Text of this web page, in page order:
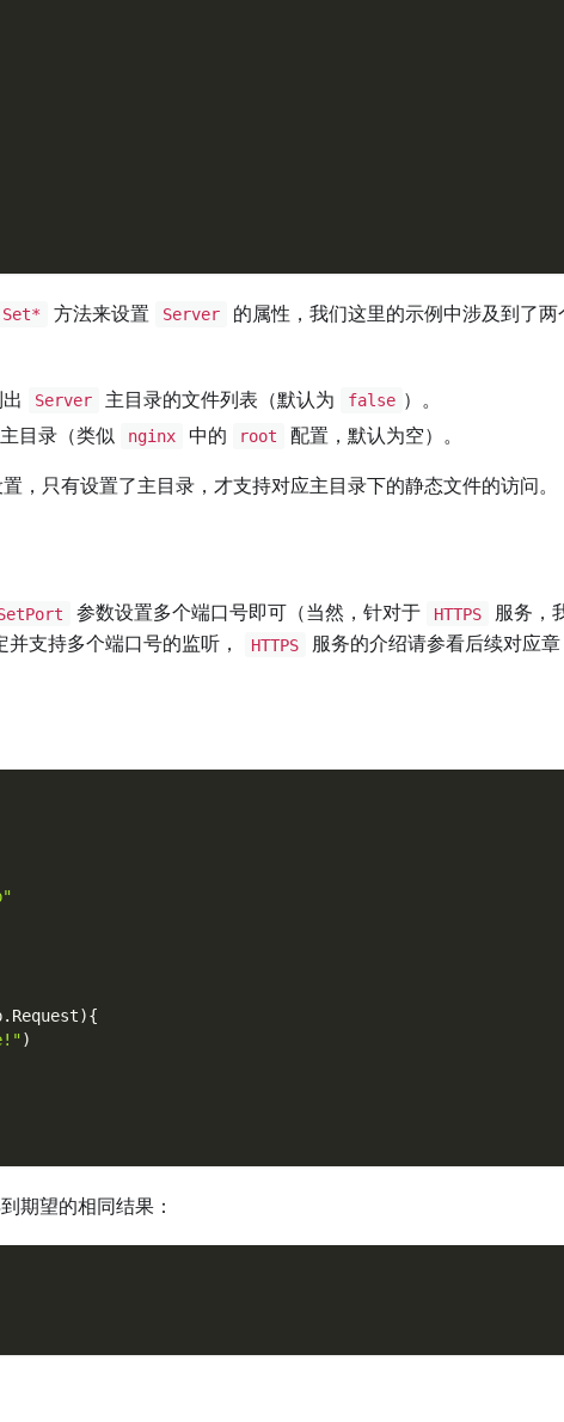
Set* 方法来设置 Server
的属性，我们这里的示例中涉及到了两
Server 主目录的文件列表（默认为 false ）。
目录（类似 nginx 中的 root 配置，默认为空）。
，只有设置了主目录，才支持对应主目录下的静态文件的访问。
参数设置多个端口号即可（当然，针对于 HTTPS
服务，
并支持多个端口号的监听， HTTPS
服务的介绍请参看后续对应章
. Request){
)
期望的相同结果：